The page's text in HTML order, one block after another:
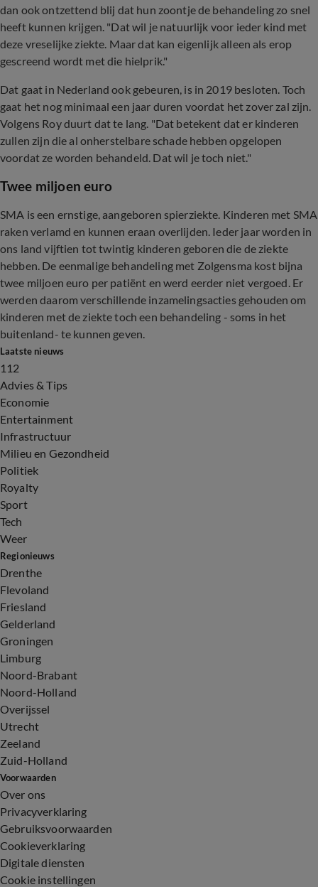
dan ook ontzettend blij dat hun zoontje de behandeling zo snel
heeft kunnen krijgen. "Dat wil je natuurlijk voor ieder kind met
deze vreselijke ziekte. Maar dat kan eigenlijk alleen als erop
gescreend wordt met die hielprik."
Dat gaat in Nederland ook gebeuren, is in 2019 besloten. Toch
gaat het nog minimaal een jaar duren voordat het zover zal zijn.
Volgens Roy duurt dat te lang. "Dat betekent dat er kinderen
zullen zijn die al onherstelbare schade hebben opgelopen
voordat ze worden behandeld. Dat wil je toch niet."
Twee miljoen euro
SMA is een ernstige, aangeboren spierziekte. Kinderen met SMA
raken verlamd en kunnen eraan overlijden. Ieder jaar worden in
ons land vijftien tot twintig kinderen geboren die de ziekte
hebben. De eenmalige behandeling met Zolgensma kost bijna
twee miljoen euro per patiënt en werd eerder niet vergoed. Er
werden daarom verschillende inzamelingsacties gehouden om
kinderen met de ziekte toch een behandeling - soms in het
buitenland- te kunnen geven.
Laatste nieuws
112
Advies & Tips
Economie
Entertainment
Infrastructuur
Milieu en Gezondheid
Politiek
Royalty
Sport
Tech
Weer
Regionieuws
Drenthe
Flevoland
Friesland
Gelderland
Groningen
Limburg
Noord-Brabant
Noord-Holland
Overijssel
Utrecht
Zeeland
Zuid-Holland
Voorwaarden
Over ons
Privacyverklaring
Gebruiksvoorwaarden
Cookieverklaring
Digitale diensten
Cookie instellingen